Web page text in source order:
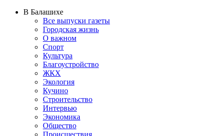
В Балашихе
Все выпуски газеты
Городская жизнь
О важном
Спорт
Культура
Благоустройство
ЖКХ
Экология
Кучино
Строительство
Интервью
Экономика
Общество
Происшествия